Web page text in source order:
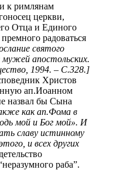
к римлянам
церкви,
Отца и Единого
радоваться
святого
апостольских.
1994. – С.328.]
Христов
ап.Иоанном
назвал бы Сына
как ап.Фома в
мой и Бог мой». И
славу истинному
и всех других
раба”.